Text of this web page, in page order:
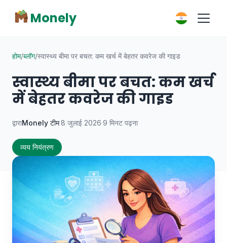
Monely
होम/ब्लॉग/स्वास्थ्य बीमा पर बचत: कम खर्च में बेहतर कवरेज की गाइड
स्वास्थ्य बीमा पर बचत: कम खर्च
में बेहतर कवरेज की गाइड
द्वाराMonely टीम·8 जुलाई 2026·9 मिनट पढ़ना
व्यय नियंत्रण